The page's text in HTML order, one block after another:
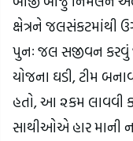
ક્ષેત્રને જલસંકટમાંથી
પુનઃ જલ સજીવન
યોજના ઘડી, ટીમ
હતો, આ ૨કમ
સાથીઓએ હાર માની